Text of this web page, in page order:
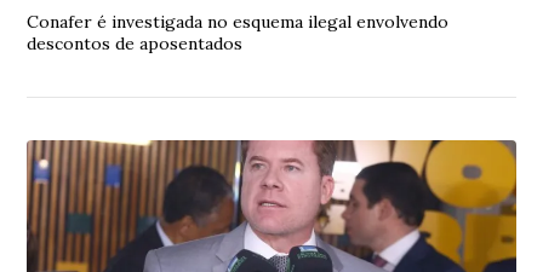
Conafer é investigada no esquema ilegal envolvendo
descontos de aposentados